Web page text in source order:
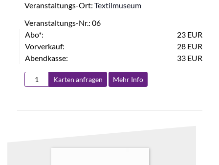
Veranstaltungs-Ort: Textilmuseum
Veranstaltungs-Nr.: 06
Abo*:
23 EUR
Vorverkauf:
28 EUR
Abendkasse:
33 EUR
Karten anfragen Mehr Info